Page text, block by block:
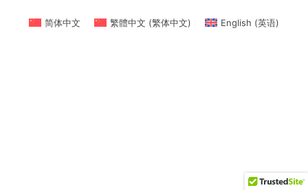
简体中文 繁體中文 (繁体中文) English (英语)